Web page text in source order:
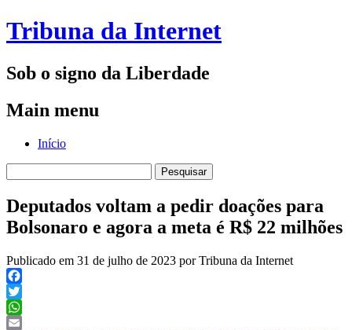
Tribuna da Internet
Sob o signo da Liberdade
Main menu
Skip
Início
por:
Deputados voltam a pedir doações para
Bolsonaro e agora a meta é R$ 22 milhões
Publicado em 31 de julho de 2023 por Tribuna da Internet
Facebook
Twitter
WhatsApp